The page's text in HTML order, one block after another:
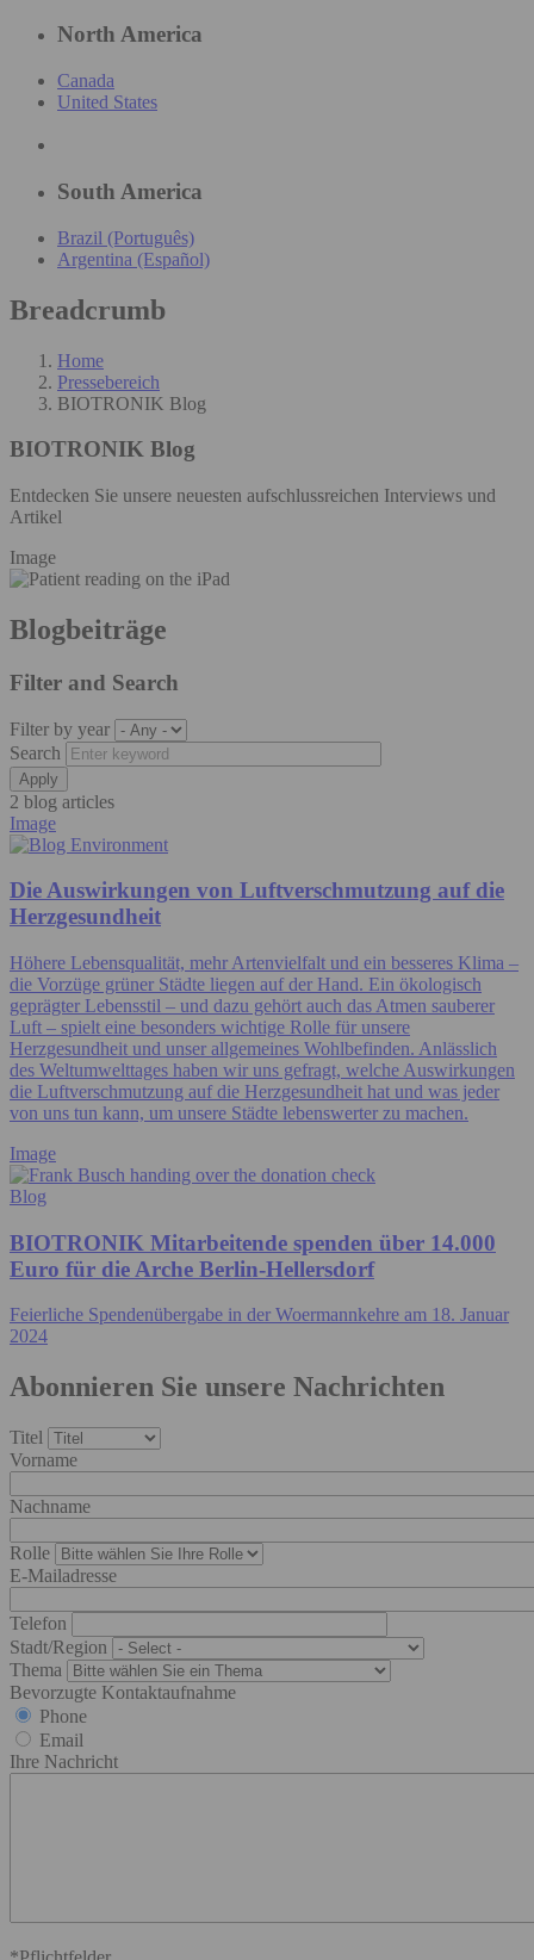
North America
Canada
United States
South America
Brazil (Português)
Argentina (Español)
Breadcrumb
Home
Pressebereich
BIOTRONIK Blog
BIOTRONIK Blog
Entdecken Sie unsere neuesten aufschlussreichen Interviews und
Artikel
Image
Blogbeiträge
Filter and Search
Filter by year
Search
2 blog articles
Image
Die Auswirkungen von Luftverschmutzung auf die
Herzgesundheit
Höhere Lebensqualität, mehr Artenvielfalt und ein besseres Klima –
die Vorzüge grüner Städte liegen auf der Hand. Ein ökologisch
geprägter Lebensstil – und dazu gehört auch das Atmen sauberer
Luft – spielt eine besonders wichtige Rolle für unsere
Herzgesundheit und unser allgemeines Wohlbefinden. Anlässlich
des Weltumwelttages haben wir uns gefragt, welche Auswirkungen
die Luftverschmutzung auf die Herzgesundheit hat und was jeder
von uns tun kann, um unsere Städte lebenswerter zu machen.
Image
Blog
BIOTRONIK Mitarbeitende spenden über 14.000
Euro für die Arche Berlin-Hellersdorf
Feierliche Spendenübergabe in der Woermannkehre am 18. Januar
2024
Abonnieren Sie unsere Nachrichten
Titel
Vorname
Nachname
Rolle
E-Mailadresse
Telefon
Stadt/Region
Thema
Bevorzugte Kontaktaufnahme
Phone
Email
Ihre Nachricht